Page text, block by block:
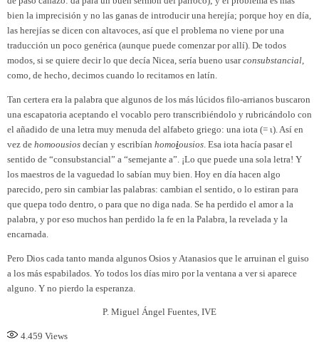
bien la imprecisión y no las ganas de introducir una herejía; porque hoy en día,
las herejías se dicen con altavoces, así que el problema no viene por una
traducción un poco genérica (aunque puede comenzar por allí). De todos
modos, si se quiere decir lo que decía Nicea, sería bueno usarconsubstancial,
como, de hecho, decimos cuando lo recitamos en latín.
Tan certera era la palabra que algunos de los más lúcidos filo-arrianos buscaron
una escapatoria aceptando el vocablo pero transcribiéndolo y rubricándolo con
el añadido de una letra muy menuda del alfabeto griego: una iota (= ι). Así en
vez de homoousios decían y escribían homoiousios. Esa iota hacía pasar el
sentido de “consubstancial” a “semejante a”. ¡Lo que puede una sola letra! Y
los maestros de la vaguedad lo sabían muy bien. Hoy en día hacen algo
parecido, pero sin cambiar las palabras: cambian el sentido, o lo estiran para
que quepa todo dentro, o para que no diga nada. Se ha perdido el amor a la
palabra, y por eso muchos han perdido la fe en la Palabra, la revelada y la
encarnada.
Pero Dios cada tanto manda algunos Osios y Atanasios que le arruinan el guiso
a los más espabilados. Yo todos los días miro por la ventana a ver si aparece
alguno. Y no pierdo la esperanza.
P. Miguel Ángel Fuentes, IVE
4.459 Views